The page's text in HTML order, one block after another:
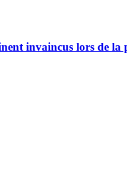
invaincus lors de la